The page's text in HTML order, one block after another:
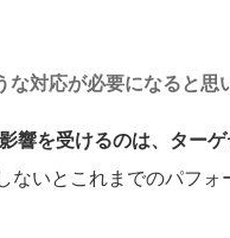
対応が必要になると思
響を受けるのは、ター
ないとこれまでのパフ